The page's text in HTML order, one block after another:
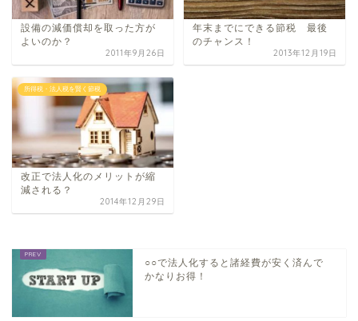
設備の減価償却​を取った方が
よいのか​？
2011年9月26日
年末までにできる節税 最後
のチャンス！
2013年12月19日
所得税・法人税を賢く節税
改正で法人化のメリットが縮
減される？
2014年12月29日
○○で法​人化すると諸経費が安く済んで
かなりお得！